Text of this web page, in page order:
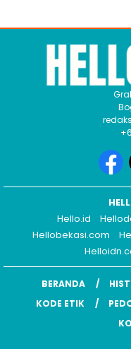
Hello.id
Hellobekasi.com
BERANDA
KODE ETIK